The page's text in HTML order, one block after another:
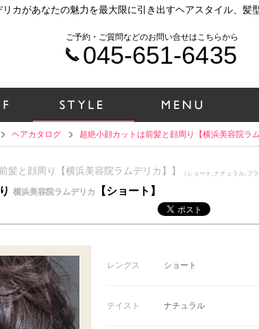
ご予約・ご質問などのお問い合せはこちらから
045-651-6435
ヘアカタログ 超絶小顔カットは前髪と顔周り【横浜美容院ラム
髪と顔周り【横浜美容院ラムデリカ】】 （ショート,ナチュラル,ブラ
横浜美容院ラムデリカ 【ショート】
レングス ショート
テイスト ナチュラル